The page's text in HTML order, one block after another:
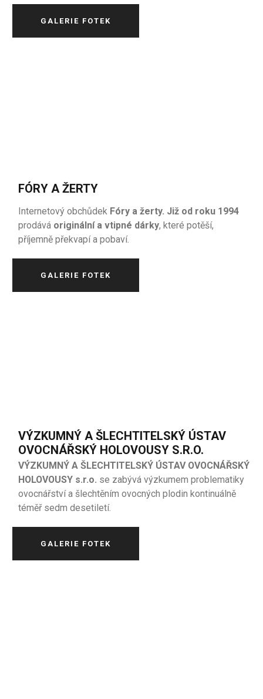
GALERIE FOTEK
FÓRY A ŽERTY
Internetový obchůdek Fóry a žerty. Již od roku 1994
prodává originální a vtipné dárky, které potěší,
příjemně překvapí a pobaví.
GALERIE FOTEK
VÝZKUMNÝ A ŠLECHTITELSKÝ ÚSTAV
OVOCNÁŘSKÝ HOLOVOUSY S.R.O.
VÝZKUMNÝ A ŠLECHTITELSKÝ ÚSTAV OVOCNÁŘSKÝ
HOLOVOUSY s.r.o. se zabývá výzkumem problematiky
ovocnářství a šlechtěním ovocných plodin kontinuálně
téměř sedm desetiletí.
GALERIE FOTEK